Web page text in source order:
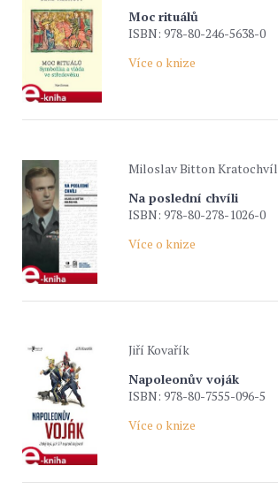
Moc rituálů
ISBN: 978-80-246-5638-0
Více o knize
Miloslav Bitton Kratochvíl
Na poslední chvíli
ISBN: 978-80-278-1026-0
Více o knize
Jiří Kovařík
Napoleonův voják
ISBN: 978-80-7555-096-5
Více o knize